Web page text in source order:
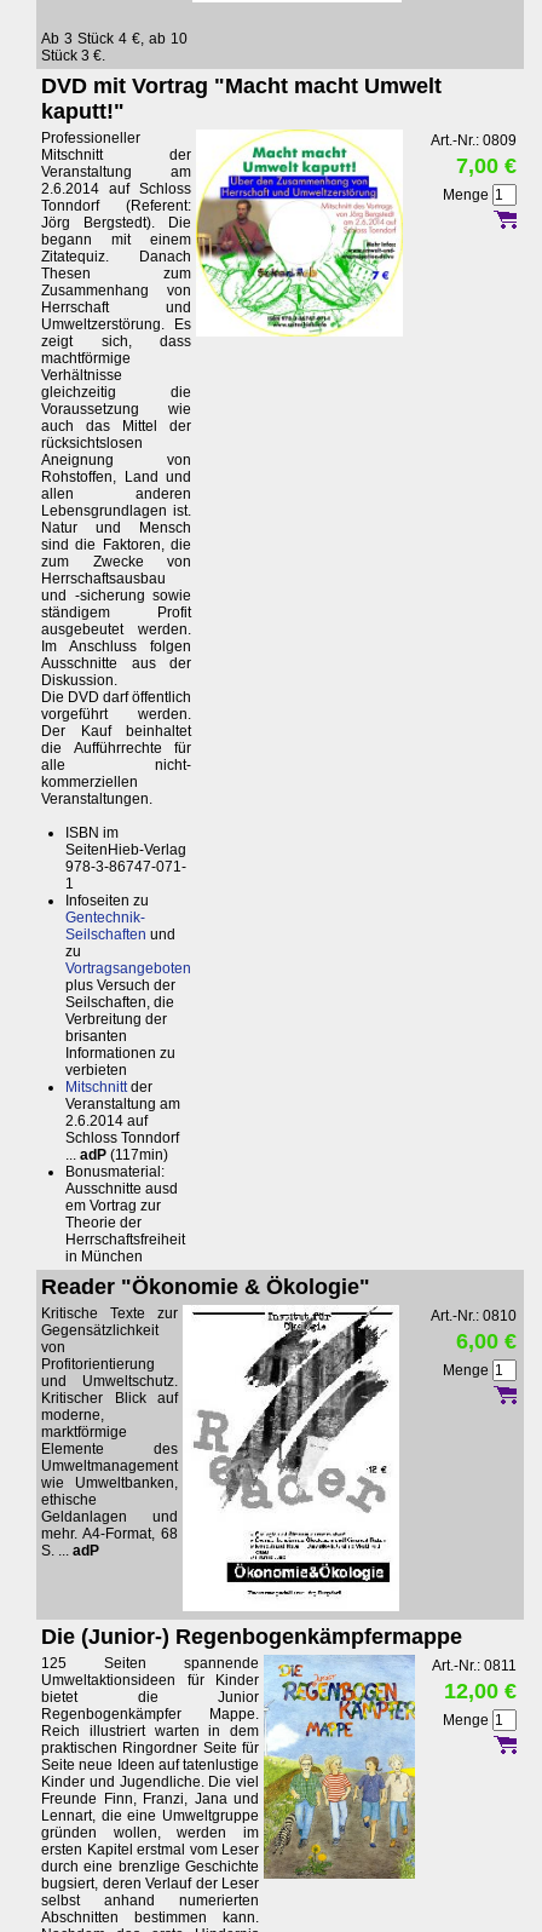
Ab 3 Stück 4 €, ab 10
Stück 3 €.
DVD mit Vortrag "Macht macht Umwelt
kaputt!"
Professioneller
Mitschnitt der
Veranstaltung am
2.6.2014 auf Schloss
Tonndorf (Referent:
Jörg Bergstedt). Die
begann mit einem
Zitatequiz. Danach
Thesen zum
Zusammenhang von
Herrschaft und
Umweltzerstörung. Es
zeigt sich, dass
machtförmige
Verhältnisse
gleichzeitig die
Voraussetzung wie
auch das Mittel der
rücksichtslosen
Aneignung von
Rohstoffen, Land und
allen anderen
Lebensgrundlagen ist.
Natur und Mensch
sind die Faktoren, die
zum Zwecke von
Herrschaftsausbau
und -sicherung sowie
ständigem Profit
ausgebeutet werden.
Im Anschluss folgen
Ausschnitte aus der
Diskussion.
Die DVD darf öffentlich
vorgeführt werden.
Der Kauf beinhaltet
die Aufführrechte für
alle nicht-
kommerziellen
Veranstaltungen.
ISBN im
SeitenHieb-Verlag
978-3-86747-071-
1
Infoseiten zu
Gentechnik-
Seilschaften und
zu
Vortragsangeboten
plus Versuch der
Seilschaften, die
Verbreitung der
brisanten
Informationen zu
verbieten
Mitschnittder
Veranstaltung am
2.6.2014 auf
Schloss Tonndorf
... adP (117min)
Bonusmaterial:
Ausschnitte ausd
em Vortrag zur
Theorie der
Herrschaftsfreiheit
in München
Art.-Nr.: 0809
7,00 €
Menge
Reader "Ökonomie & Ökologie"
Kritische Texte zur
Gegensätzlichkeit
von
Profitorientierung
und Umweltschutz.
Kritischer Blick auf
moderne,
marktförmige
Elemente des
Umweltmanagement
wie Umweltbanken,
ethische
Geldanlagen und
mehr. A4-Format, 68
S. ... adP
Art.-Nr.: 0810
6,00 €
Menge
Die (Junior-) Regenbogenkämpfermappe
125 Seiten spannende
Umweltaktionsideen für Kinder
bietet die Junior
Regenbogenkämpfer Mappe.
Reich illustriert warten in dem
praktischen Ringordner Seite für
Seite neue Ideen auf tatenlustige
Kinder und Jugendliche. Die viel
Freunde Finn, Franzi, Jana und
Lennart, die eine Umweltgruppe
gründen wollen, werden im
ersten Kapitel erstmal vom Leser
durch eine brenzlige Geschichte
bugsiert, deren Verlauf der Leser
selbst anhand numerierten
Abschnitten bestimmen kann.
Art.-Nr.: 0811
12,00 €
Menge